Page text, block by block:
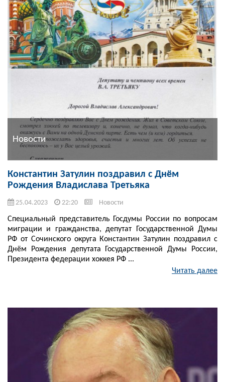
Новости
Константин Затулин поздравил с Днём
Рождения Владислава Третьяка
25.04.2023 22:20 Новости
Специальный представитель Госдумы России по вопросам
миграции и гражданства, депутат Государственной Думы
РФ от Сочинского округа Константин Затулин поздравил с
Днём Рождения депутата Государственной Думы России,
Президента федерации хоккея РФ ...
Читать далее